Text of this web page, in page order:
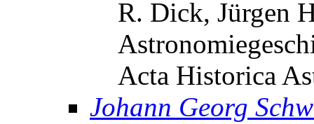
R. Dick, Jürgen
Acta Historica
Johann Georg